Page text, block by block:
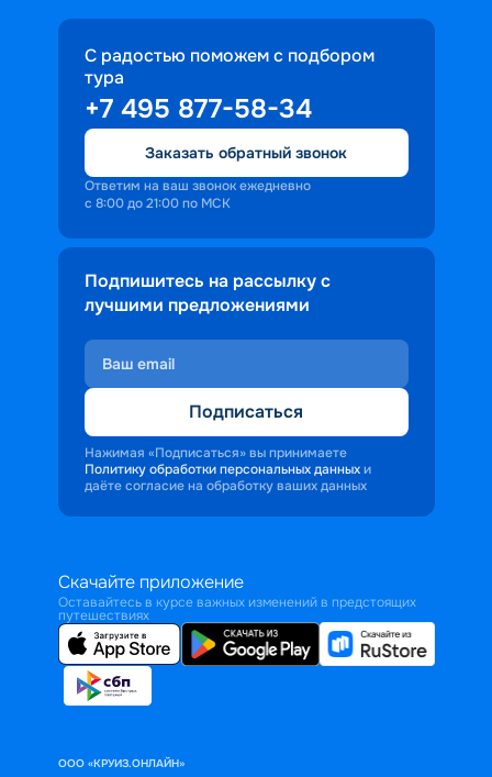
С радостью поможем с подбором
тура
+7 495 877-58-34
Заказать обратный звонок
Ответим на ваш звонок ежедневно
с 8:00 до 21:00 по МСК
Подпишитесь на рассылку с
лучшими предложениями
Подписаться
Нажимая «Подписаться» вы принимаете
Политику обработки персональных данных и
даёте согласие на обработку ваших данных
Скачайте приложение
Оставайтесь в курсе важных изменений в предстоящих
путешествиях
ООО «КРУИЗ.ОНЛАЙН»